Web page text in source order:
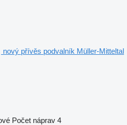
nový přívěs podvalník Müller-Mitteltal
Počet náprav 4